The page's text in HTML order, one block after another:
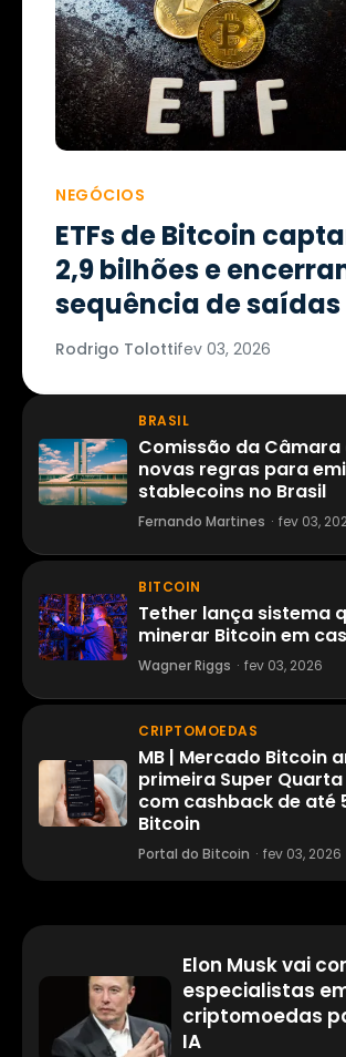
NEGÓCIOS
ETFs de Bitcoin
2,9 bilhões e
sequência de saídas
Rodrigo Tolottifev 03, 2026
BRASIL
Comissão da
novas regras para
stablecoins no Brasil
Fernando Martines · fev 03,
BITCOIN
Tether lança sistema
minerar Bitcoin em
Wagner Riggs · fev 03, 2026
CRIPTOMOEDAS
MB | Mercado Bitcoin
primeira Super
com cashback de até
Bitcoin
Portal do Bitcoin · fev 03, 2026
Elon Musk vai
especialistas
criptomoedas
IA